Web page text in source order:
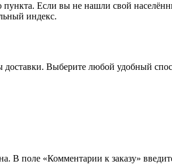
пункта. Если вы не нашли свой
индекс.
доставки. Выберите любой удобный
В поле «Комментарии к заказу»